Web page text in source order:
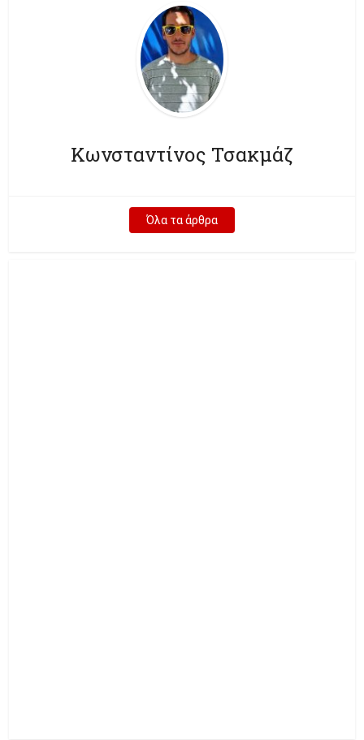
Κωνσταντίνος Τσακμάζ
Όλα τα άρθρα